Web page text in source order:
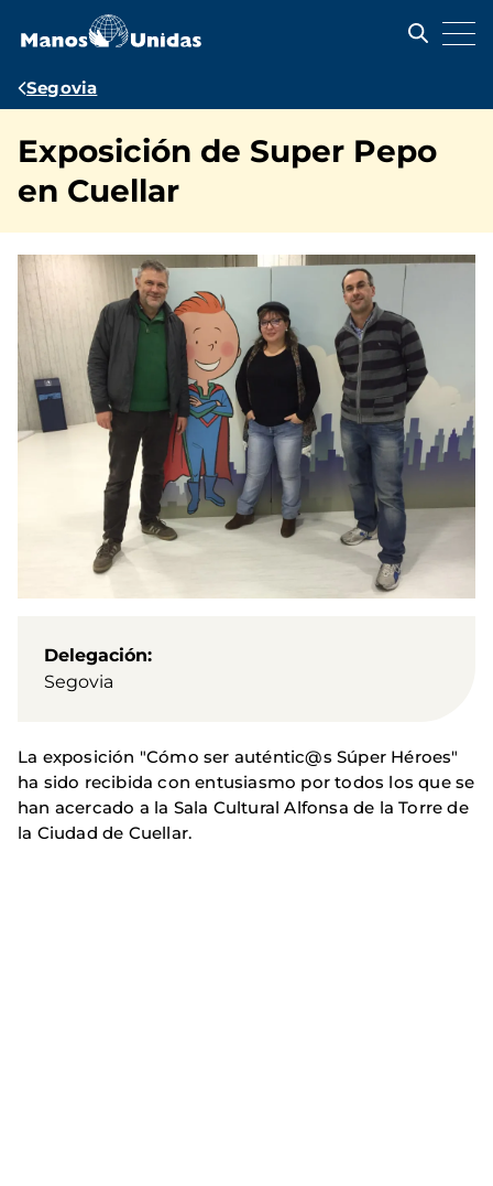
contenido
Ruta
navegación
Segovia
Exposición de Super Pepo
en Cuellar
Delegación
Segovia
La exposición "Cómo ser auténtic@s Súper Héroes"
ha sido recibida con entusiasmo por todos los que se
han acercado a la Sala Cultural Alfonsa de la Torre de
la Ciudad de Cuellar.